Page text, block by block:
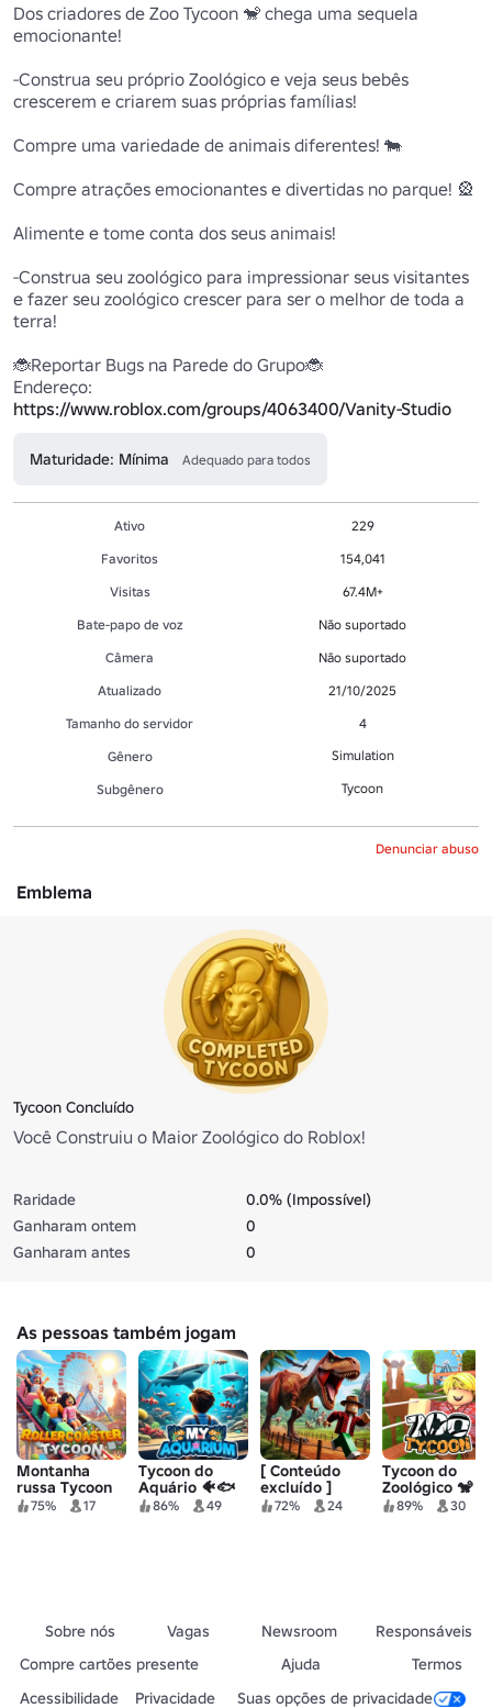
Dos criadores de Zoo Tycoon 🐒 chega uma sequela
emocionante!
-Construa seu próprio Zoológico e veja seus bebês
crescerem e criarem suas próprias famílias!
Compre uma variedade de animais diferentes! 🐄
Compre atrações emocionantes e divertidas no parque! 🎡
Alimente e tome conta dos seus animais!
-Construa seu zoológico para impressionar seus visitantes
e fazer seu zoológico crescer para ser o melhor de toda a
terra!
🐞Reportar Bugs na Parede do Grupo🐞
https://www.roblox.com/groups/4063400/Vanity-Studio
Maturidade: Mínima Adequado para todos
Ativo
229
Favoritos
154,041
Visitas
67.4M+
Bate-papo de voz
Não suportado
Câmera
Não suportado
Atualizado
21/10/2025
Tamanho do servidor
4
Gênero
Simulation
Subgênero Tycoon
Denunciar abuso
Emblema
Tycoon Concluído
Você Construiu o Maior Zoológico do Roblox!
Raridade
0.0% (Impossível)
Ganharam ontem
0
Ganharam antes
0
As pessoas também jogam
Montanha
russa Tycoon
🎢75% 17
Tycoon do
Aquário 🐠🐟
86% 49
[ Conteúdo
excluído ]
72% 24
Tycoon do
Zoológico 🐒
89% 30
Sobre nós Vagas Newsroom
Responsáveis
Compre cartões presente
Ajuda
Termos
Acessibilidade
Privacidade Suas opções de privacidade